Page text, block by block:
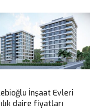
İnşaat Evleri
daire fiyatları